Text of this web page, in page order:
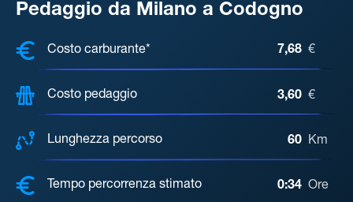
Pedaggio da Milano a Codogno
COSTI, DISTANZA, TEMPO DI
Costo carburante* 7,68 €
Costo pedaggio 3,60 €
Lunghezza percorso 60 Km
Tempo percorrenza stimato 0:34 Ore